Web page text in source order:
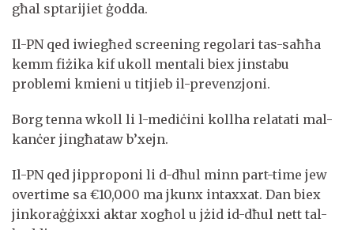
għal sptarijiet ġodda.
Il-PN qed iwiegħed screening regolari tas-saħħa
kemm fiżika kif ukoll mentali biex jinstabu
problemi kmieni u titjieb il-prevenzjoni.
Borg tenna wkoll li l-mediċini kollha relatati mal-
kanċer jingħataw b’xejn.
Il-PN qed jipproponi li d-dħul minn part-time jew
overtime sa €10,000 ma jkunx intaxxat. Dan biex
jinkoraġġixxi aktar xogħol u jżid id-dħul nett tal-